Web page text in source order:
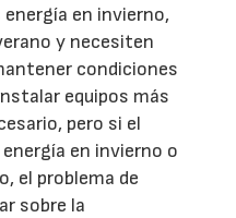
en invierno,
y necesiten
condiciones
equipos más
pero si el
en invierno o
el problema de
sobre la